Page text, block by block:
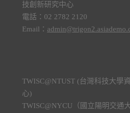
技創新研究中心
電話：02 2782 2120
Email：
TWISC@NTUST (台灣科技大學
心)
TWISC@NYCU（國立陽明交通